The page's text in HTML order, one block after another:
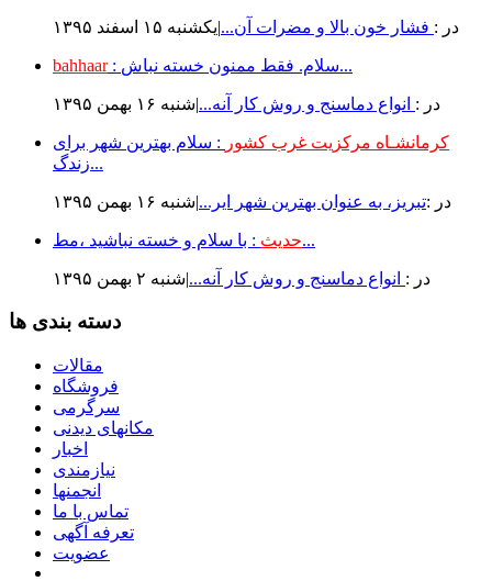
در : فشار خون بالا و مضرات آن... |يكشنبه ۱۵ اسفند ۱۳۹۵
bahhaar : سلام. فقط ممنون خسته نباش...
در : انواع دماسنج و روش كار آنه... |شنبه ۱۶ بهمن ۱۳۹۵
کرمانشـاه مرکزیت غرب کشور : سلام بهترین شهر برای
زندگ...
در :تبریز، به عنوان بهترین شهر ایر... |شنبه ۱۶ بهمن ۱۳۹۵
حدیث: با سلام و خسته نباشید ،مط...
در : انواع دماسنج و روش كار آنه... |شنبه ۲ بهمن ۱۳۹۵
دسته بندی ها
مقالات
فروشگاه
سرگرمی
مکانهای دیدنی
اخبار
نیازمندی
انجمنها
تماس با ما
تعرفه آگهی
عضویت